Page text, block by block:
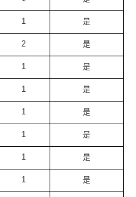
1 是
2 是
1 是
1 是
1 是
1 是
1 是
1 是